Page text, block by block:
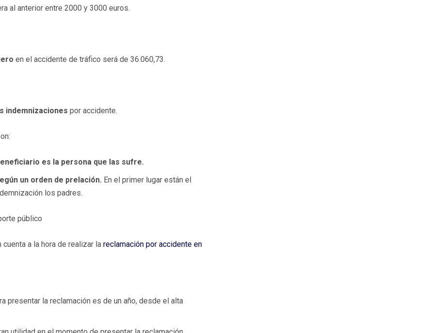
al anterior entre 2000 y 3000 euros.
en el accidente de tráfico será de 36.060,73.
indemnizaciones por accidente.
es la persona que las sufre.
un orden de prelación. En el primer lugar están el
los padres.
público
a la hora de realizar la reclamación por accidente en
presentar la reclamación es de un año, desde el alta